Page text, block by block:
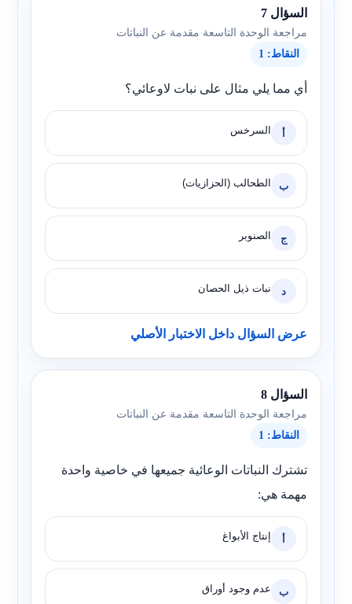
السؤال 7
مراجعة الوحدة التاسعة مقدمة عن النباتات
النقاط: 1
أي مما يلي مثال على نبات لاوعائي؟
أ السرخس
ب الطحالب (الحزازيات)
ج الصنوبر
د نبات ذيل الحصان
عرض السؤال داخل الاختبار الأصلي
السؤال 8
مراجعة الوحدة التاسعة مقدمة عن النباتات
النقاط: 1
تشترك النباتات الوعائية جميعها في خاصية واحدة
مهمة هي:
أ إنتاج الأبواغ
ب عدم وجود أوراق